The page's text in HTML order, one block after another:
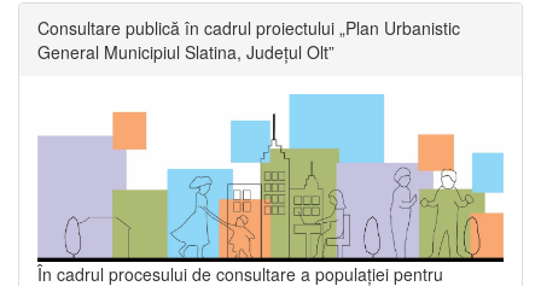
Consultare publică în cadrul proiectului „Plan Urbanistic
General Municipiul Slatina, Județul Olt”
În cadrul procesului de consultare a populaţiei pentru